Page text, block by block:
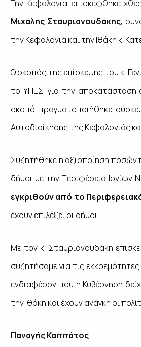
Την Κεφαλονιά επισκέφθηκε
Μιχάλης Σταυριανουδάκης,
την Κεφαλονιά και την Ιθάκη κ.
Ο σκοπός της επίσκεψης του κ.
το ΥΠΕΣ, για την αποκατάσταση
σκοπό πραγματοποιήθηκε
Αυτοδιοίκησης της Κεφαλονιάς
Συζητήθηκε η αξιοποίηση
δήμοι με την Περιφέρεια Ιονίων
εγκριθούν από το
έχουν επιλέξει οι δήμοι.
Με τον κ. Σταυριανουδάκη
συζητήσαμε για τις
ενδιαφέρον που η Κυβέρνηση
την Ιθάκη και έχουν ανάγκη οι
Παναγής Καππάτος